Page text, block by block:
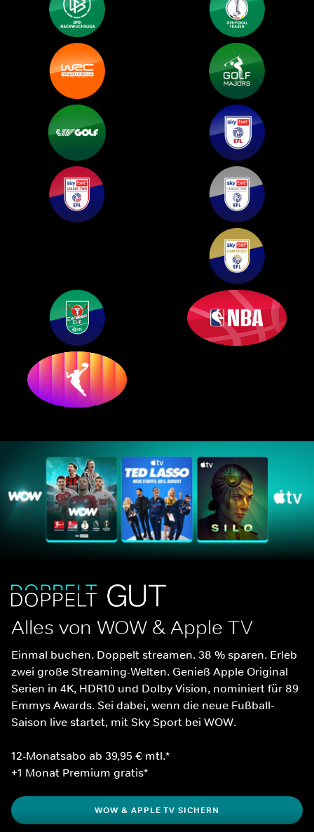
Alles von WOW & Apple TV
Einmal buchen. Doppelt streamen. 38 % sparen. Erleb
zwei große Streaming-Welten. Genieß Apple Original
Serien in 4K, HDR10 und Dolby Vision, nominiert für 89
Emmys Awards. Sei dabei, wenn die neue Fußball-
Saison live startet, mit Sky Sport bei WOW.
12-Monatsabo ab 39,95 € mtl.*
+1 Monat Premium gratis*
WOW & APPLE TV SICHERN